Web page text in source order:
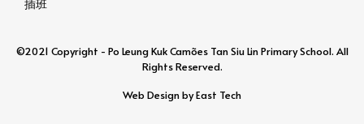
插班
©2021 Copyright - Po Leung Kuk Camões Tan Siu Lin Primary School. All
Rights Reserved.
Web DesignbyEast Tech